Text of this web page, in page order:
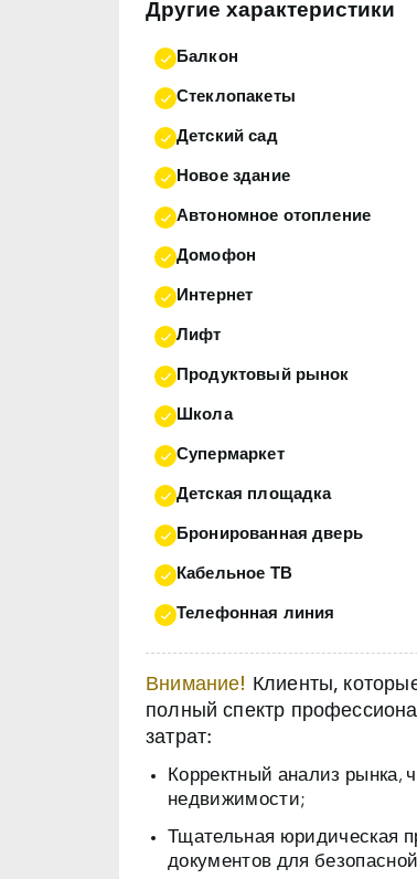
Другие характеристики
Балкон
Стеклопакеты
Детский сад
Новое здание
Автономное отопление
Домофон
Интернет
Лифт
Продуктовый рынок
Школа
Супермаркет
Детская площадка
Бронированная дверь
Кабельное ТВ
Телефонная линия
Внимание!
Клиенты,
полный спектр
затрат:
Корректный анализ рынка,
недвижимости;
Тщательная юридическая
документов для